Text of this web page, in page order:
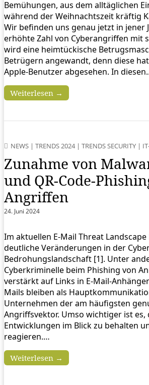
Bemühungen, aus dem alltäglichen
während der Weihnachtszeit kräftig
Wir befinden uns genau jetzt in jener
erhöhte Zahl von Cyberangriffen mit
wird eine heimtückische
Betrügern angewandt, denn diese
Apple-Benutzer abgesehen. In
Weiterlesen →
NEWS | TRENDS 2024| TRENDS SECURITY |
Zunahme von
und QR-Code-
Angriffen
24. Juni 2024
Im aktuellen E-Mail Threat
deutliche Veränderungen in der
Bedrohungslandschaft [1]. Unter
Cyberkriminelle beim Phishing von
verstärkt auf Links in E-Mail-
Mails bleiben als
Unternehmen der am häufigsten
Angriffsvektor. Umso wichtiger ist es,
Entwicklungen im Blick zu behalten
reagieren.…
Weiterlesen →